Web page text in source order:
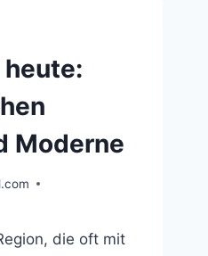
Moderne
die oft mit